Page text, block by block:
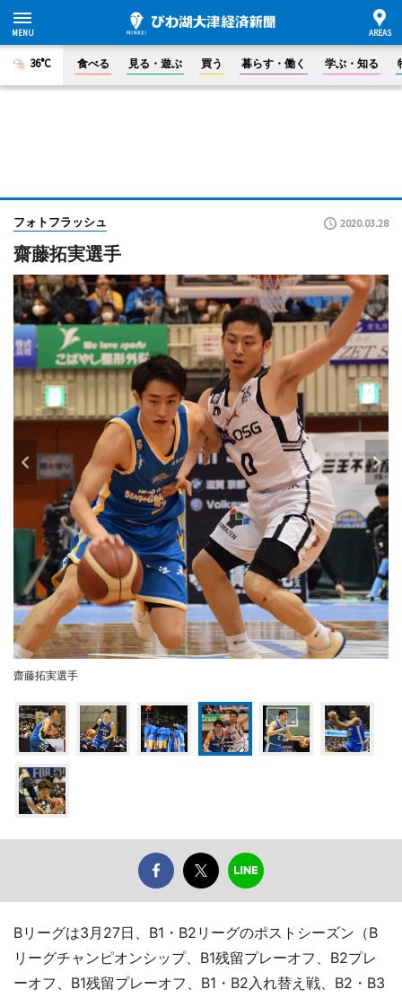
36°C 食べる 見る・遊ぶ 買う 暮らす・働く 学ぶ・知る
フォトフラッシュ 2020.03.28
齋藤拓実選手
齋藤拓実選手
Bリーグは3月27日、B1・B2リーグのポストシーズン（B
リーグチャンピオンシップ、B1残留プレーオフ、B2プレ
ーオフ、B1残留プレーオフ、B1・B2入れ替え戦、B2・B3